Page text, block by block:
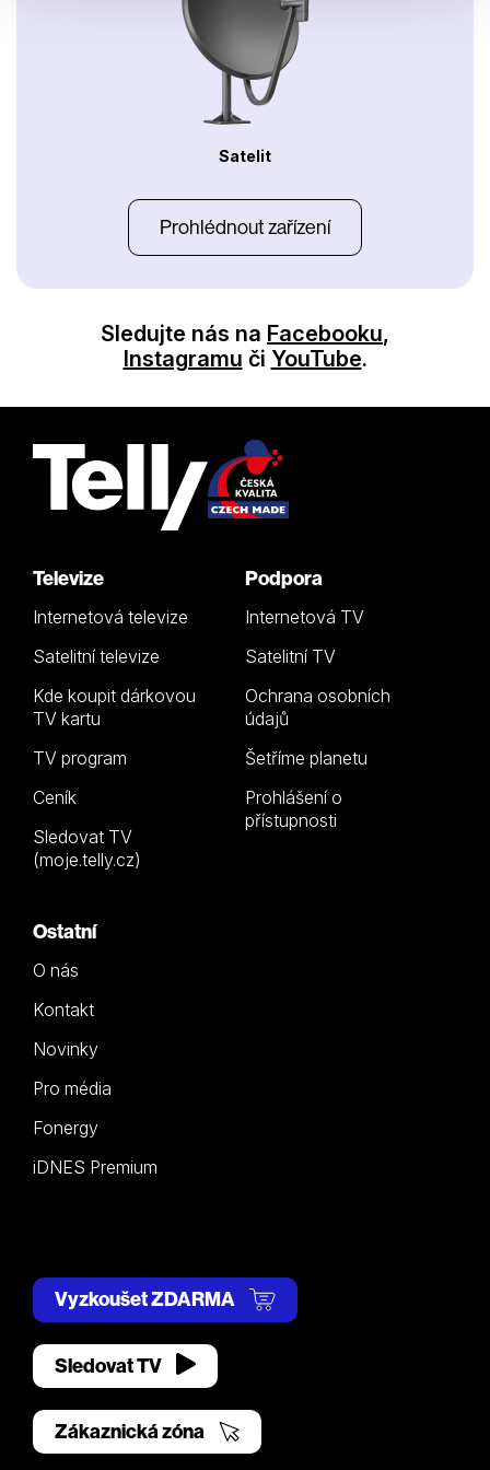
Satelit
Prohlédnout zařízení
Sledujte nás na Facebooku,
Instagramu či YouTube.
Televize
Internetová televize
Satelitní televize
Kde koupit dárkovou
TV kartu
TV program
Ceník
Sledovat TV
(moje.telly.cz)
Podpora
Internetová TV
Satelitní TV
Ochrana osobních
údajů
Šetříme planetu
Prohlášení o
přístupnosti
Ostatní
O nás
Kontakt
Novinky
Pro média
Fonergy
iDNES Premium
Vyzkoušet ZDARMA
Sledovat TV
Zákaznická zóna